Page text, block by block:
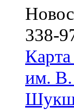
338-
Карта
им.